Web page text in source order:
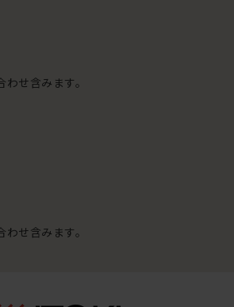
せ含みます。
せ含みます。